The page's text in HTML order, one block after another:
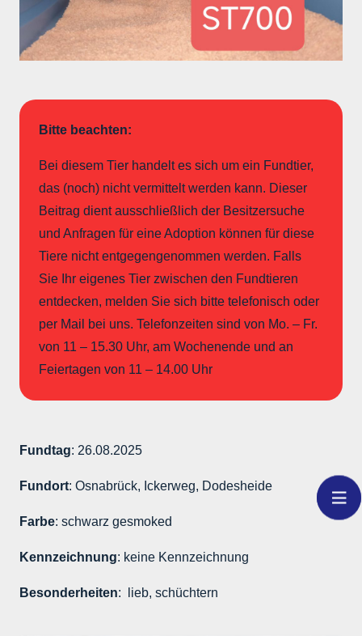
Bitte beachten:
Bei diesem Tier handelt es sich um ein Fundtier,
das (noch) nicht vermittelt werden kann. Dieser
Beitrag dient ausschließlich der Besitzersuche
und Anfragen für eine Adoption können für diese
Tiere nicht entgegengenommen werden. Falls
Sie Ihr eigenes Tier zwischen den Fundtieren
entdecken, melden Sie sich bitte telefonisch oder
per Mail bei uns. Telefonzeiten sind von Mo. – Fr.
von 11 – 15.30 Uhr, am Wochenende und an
Feiertagen von 11 – 14.00 Uhr
Fundtag: 26.08.2025
Fundort: Osnabrück, Ickerweg, Dodesheide
Farbe: schwarz gesmoked
Kennzeichnung: keine Kennzeichnung
Besonderheiten: lieb, schüchtern